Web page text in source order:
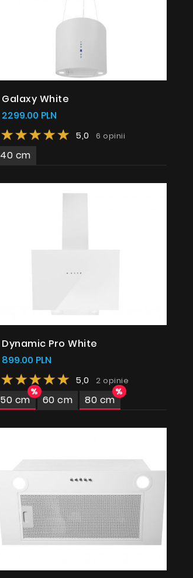
Galaxy White
2299.00 PLN
5,0 6 opinii
40 cm
Dynamic Pro White
899.00 PLN
5,0 2 opinie
50 cm 60 cm 80 cm